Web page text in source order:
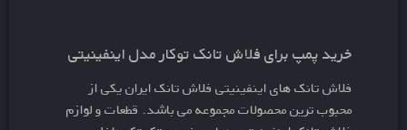
خرید پمپ برای فلاش تانک توکار مدل اینفینیتی
فلاش تانک های اینفینیتی فلاش تانک ایران یکی از
محبوب ترین محصولات مجموعه می باشد. قطعات و لوازم